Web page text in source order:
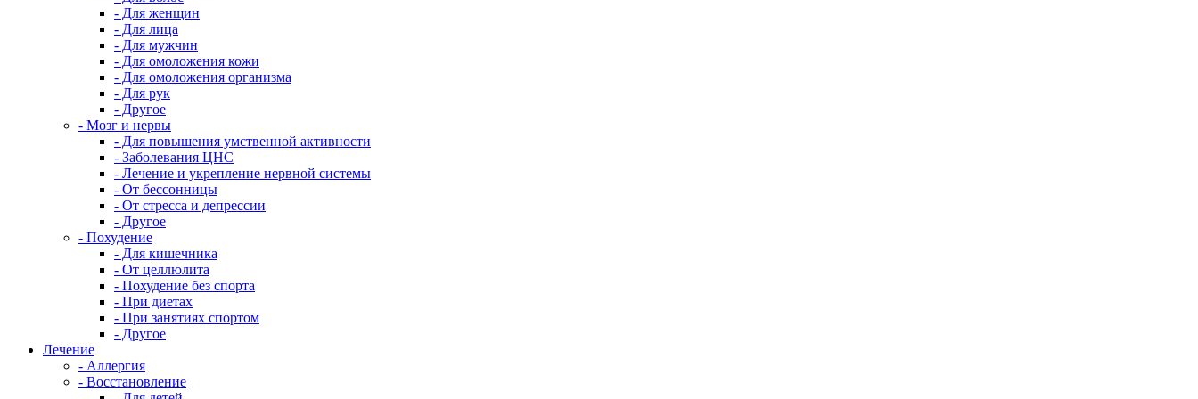
- Для женщин
- Для лица
- Для мужчин
- Для омоложения кожи
- Для омоложения организма
- Для рук
- Другое
- Мозг и нервы
- Для повышения умственной активности
- Заболевания ЦНС
- Лечение и укрепление нервной системы
- От бессонницы
- От стресса и депрессии
- Другое
- Похудение
- Для кишечника
- От целлюлита
- Похудение без спорта
- При диетах
- При занятиях спортом
- Другое
Лечение
- Аллергия
- Восстановление